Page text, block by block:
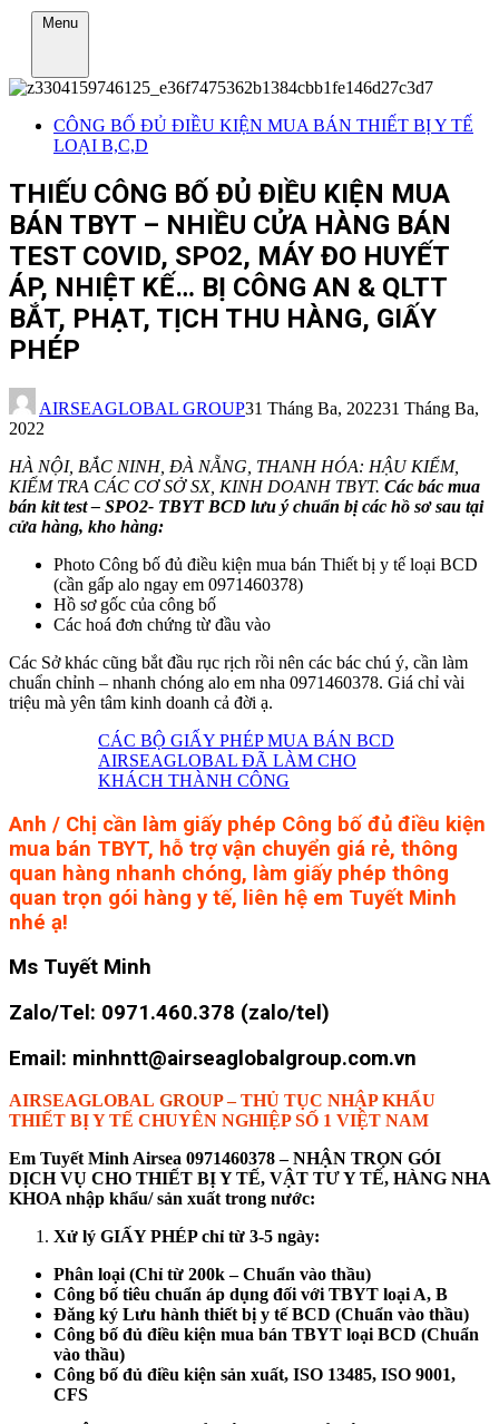
Menu
CÔNG BỐ ĐỦ ĐIỀU KIỆN MUA BÁN THIẾT BỊ Y TẾ
LOẠI B,C,D
THIẾU CÔNG BỐ ĐỦ ĐIỀU KIỆN MUA
BÁN TBYT – NHIỀU CỬA HÀNG BÁN
TEST COVID, SPO2, MÁY ĐO HUYẾT
ÁP, NHIỆT KẾ… BỊ CÔNG AN & QLTT
BẮT, PHẠT, TỊCH THU HÀNG, GIẤY
PHÉP
AIRSEAGLOBAL GROUP31 Tháng Ba, 202231 Tháng Ba,
2022
HÀ NỘI, BẮC NINH, ĐÀ NẴNG, THANH HÓA: HẬU KIỂM,
KIỂM TRA CÁC CƠ SỞ SX, KINH DOANH TBYT. Các bác mua
bán kit test – SPO2- TBYT BCD lưu ý chuẩn bị các hồ sơ sau tại
cửa hàng, kho hàng:
Photo Công bố đủ điều kiện mua bán Thiết bị y tế loại BCD
(cần gấp alo ngay em 0971460378)
Hồ sơ gốc của công bố
Các hoá đơn chứng từ đầu vào
Các Sở khác cũng bắt đầu rục rịch rồi nên các bác chú ý, cần làm
chuẩn chỉnh – nhanh chóng alo em nha 0971460378. Giá chỉ vài
triệu mà yên tâm kinh doanh cả đời ạ.
CÁC BỘ GIẤY PHÉP MUA BÁN BCD
AIRSEAGLOBAL ĐÃ LÀM CHO
KHÁCH THÀNH CÔNG
Anh / Chị cần làm giấy phép Công bố đủ điều kiện
mua bán TBYT, hỗ trợ vận chuyển giá rẻ, thông
quan hàng nhanh chóng, làm giấy phép thông
quan trọn gói hàng y tế, liên hệ em Tuyết Minh
nhé ạ!
Ms Tuyết Minh
Zalo/Tel: 0971.460.378 (zalo/tel)
Email: minhntt@airseaglobalgroup.com.vn
AIRSEAGLOBAL GROUP –THỦ TỤC NHẬP KHẨU
THIẾT BỊ Y TẾ CHUYÊN NGHIỆP SỐ 1 VIỆT NAM
Em Tuyết Minh Airsea 0971460378 – NHẬN TRỌN GÓI
DỊCH VỤ CHO THIẾT BỊ Y TẾ, VẬT TƯ Y TẾ, HÀNG NHA
KHOA nhập khẩu/ sản xuất trong nước:
Xử lý GIẤY PHÉP chỉ từ 3-5 ngày:
Phân loại (Chỉ từ 200k – Chuẩn vào thầu)
Công bố tiêu chuẩn áp dụng đối với TBYT loại A, B
Đăng ký Lưu hành thiết bị y tế BCD (Chuẩn vào thầu)
Công bố đủ điều kiện mua bán TBYT loại BCD (Chuẩn
vào thầu)
Công bố đủ điều kiện sản xuất, ISO 13485, ISO 9001,
CFS